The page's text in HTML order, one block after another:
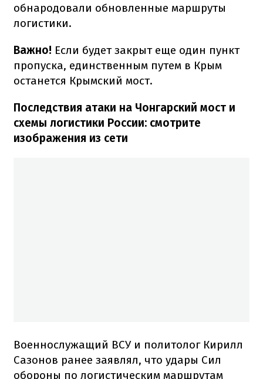
обнародовали обновленные маршруты
логистики.
Важно! Если будет закрыт еще один пункт
пропуска, единственным путем в Крым
останется Крымский мост.
Последствия атаки на Чонгарский мост и
схемы логистики России: смотрите
изображения из сети
Военнослужащий ВСУ и политолог Кирилл
Сазонов ранее заявлял, что удары Сил
обороны по логистическим маршрутам